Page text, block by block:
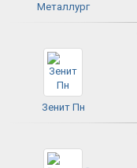
Металлург
Зенит Пн